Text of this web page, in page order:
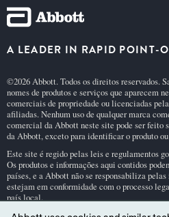
A LEADER IN RAPID POINT-
©2026 Abbott. Todos os direitos reservados.
nomes de produtos e serviços que aparecem
comerciais de propriedade ou licenciadas
afiliadas. Nenhum uso de qualquer marca
comercial da Abbott neste site pode ser feito
da Abbott, exceto para identificar o produto
Este site é regido pelas leis e regulamentos
Os produtos e informações aqui contidos
países, e a Abbott não se responsabiliza
estejam em conformidade com o processo
país local.